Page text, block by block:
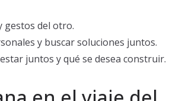
gestos del otro.
y buscar soluciones juntos.
juntos y qué se desea construir.